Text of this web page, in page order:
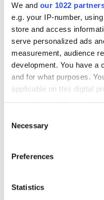
We and our 1022
e.g. your IP-number,
store and access
serve personalized ads
measurement, audience
development. You have a
and for what purposes.
applicable on this digital
the Privacy trigger icon.
Collect
meters
Identify your
Selection
Necessary
Preferences
Statistics
neked kedves
Használt
üzembe
Ha használt
PTGREG
igényelhető
több esetben is
melyek ezek